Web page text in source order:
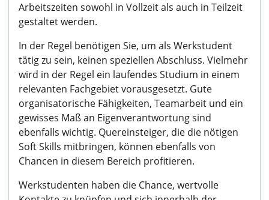
Arbeitszeiten sowohl in Vollzeit als auch in Teilzeit
gestaltet werden.
In der Regel benötigen Sie, um als Werkstudent
tätig zu sein, keinen speziellen Abschluss. Vielmehr
wird in der Regel ein laufendes Studium in einem
relevanten Fachgebiet vorausgesetzt. Gute
organisatorische Fähigkeiten, Teamarbeit und ein
gewisses Maß an Eigenverantwortung sind
ebenfalls wichtig. Quereinsteiger, die die nötigen
Soft Skills mitbringen, können ebenfalls von
Chancen in diesem Bereich profitieren.
Werkstudenten haben die Chance, wertvolle